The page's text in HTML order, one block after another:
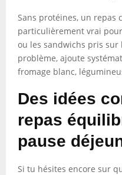
Sans protéines, un repas
particulièrement vrai
ou les sandwichs pris sur
problème, ajoute
fromage blanc,
Des idées
repas
pause
Si tu hésites encore sur